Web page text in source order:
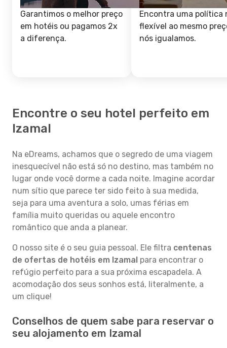
Garantimos o melhor preço
em hotéis ou pagamos 2x
a diferença.
Encontra uma política
flexível ao mesmo
nós igualamos.
Encontre o seu hotel perfeito em
Izamal
Na eDreams, achamos que o segredo de uma viagem
inesquecível não está só no destino, mas também no
lugar onde você dorme a cada noite. Imagine acordar
num sítio que parece ter sido feito à sua medida,
seja para uma aventura a solo, umas férias em
família muito queridas ou aquele encontro
romântico que anda a planear.
O nosso site é o seu guia pessoal. Ele filtra centenas
de ofertas de hotéis em Izamal para encontrar o
refúgio perfeito para a sua próxima escapadela. A
acomodação dos seus sonhos está, literalmente, a
um clique!
Conselhos de quem sabe para reservar o
seu alojamento em Izamal